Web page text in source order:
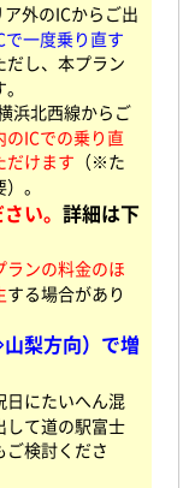
外のICからご出
一度乗り直す
し、本プラン
浜北西線からご
のICでの乗り直
だけます （※た
。
い。 詳細は下
ランの料金のほ
する場合があり
梨方向）で増
にたいへん混
して道の駅富士
検討くださ